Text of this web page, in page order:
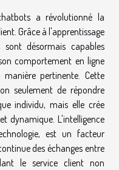
a révolutionné la
Grâce à l'apprentissage
désormais capables
comportement en ligne
pertinente. Cette
seulement de répondre
individu, mais elle crée
dynamique. L'intelligence
est un facteur
des échanges entre
le service client non